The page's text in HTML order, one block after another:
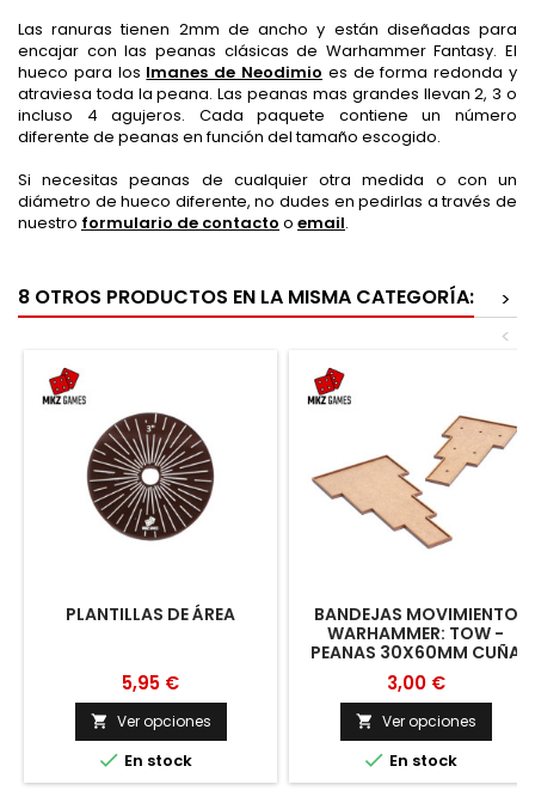
Las ranuras tienen 2mm de ancho y están diseñadas para
encajar con las peanas clásicas de Warhammer Fantasy. El
hueco para los Imanes de Neodimio es de forma redonda y
atraviesa toda la peana. Las peanas mas grandes llevan 2, 3 o
incluso 4 agujeros. Cada paquete contiene un número
diferente de peanas en función del tamaño escogido.
Si necesitas peanas de cualquier otra medida o con un
diámetro de hueco diferente, no dudes en pedirlas a través de
nuestro formulario de contacto o email.
8 OTROS PRODUCTOS EN LA MISMA CATEGORÍA:
>
<
PLANTILLAS DE ÁREA
5,95 €
 Ver opciones
 En stock
BANDEJAS MOVIMIENTO
WARHAMMER: TOW -
PEANAS 30X60MM CUÑA
3,00 €
 Ver opciones
 En stock